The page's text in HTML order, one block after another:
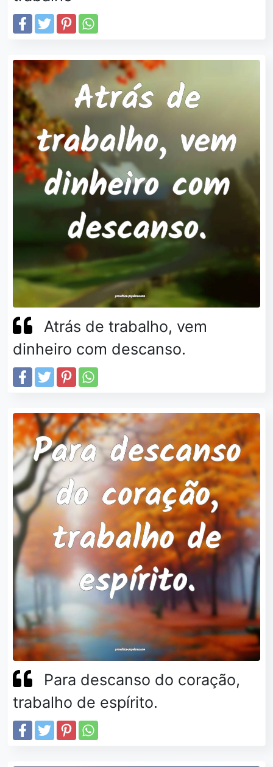
Atrás de trabalho, vem
dinheiro com descanso.
Para descanso do coração,
trabalho de espírito.